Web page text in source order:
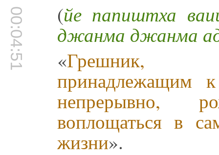
00:04:51 (йе папиштха
джанма джанма
«Грешник,
принадлежащим к
непрерывно,
воплощаться в
жизни».